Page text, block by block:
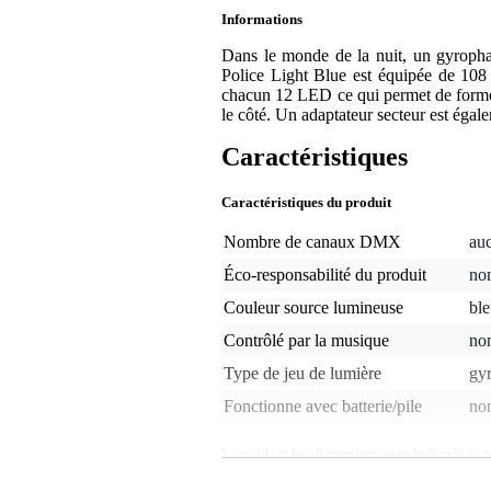
Informations
Dans le monde de la nuit, un
Police Light Blue est équipée de
chacun 12 LED ce qui permet de
le côté. Un adaptateur secteur est
Caractéristiques
Caractéristiques du produit
Nombre de canaux DMX
Éco-responsabilité du produit
Couleur source lumineuse
Contrôlé par la musique
Type de jeu de lumière
Fonctionne avec batterie/pile
Le poids et les dimensions sont indiqués